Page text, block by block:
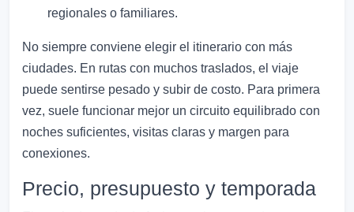
regionales o familiares.
No siempre conviene elegir el itinerario con más
ciudades. En rutas con muchos traslados, el viaje
puede sentirse pesado y subir de costo. Para primera
vez, suele funcionar mejor un circuito equilibrado con
noches suficientes, visitas claras y margen para
conexiones.
Precio, presupuesto y temporada